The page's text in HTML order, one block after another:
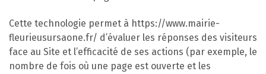
Cette technologie permet à https://www.mairie-
fleurieusursaone.fr/ d’évaluer les réponses des visiteurs
face au Site et l’efficacité de ses actions (par exemple, le
nombre de fois où une page est ouverte et les